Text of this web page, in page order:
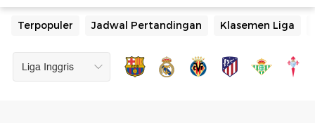
Terpopuler Jadwal Pertandingan Klasemen Liga